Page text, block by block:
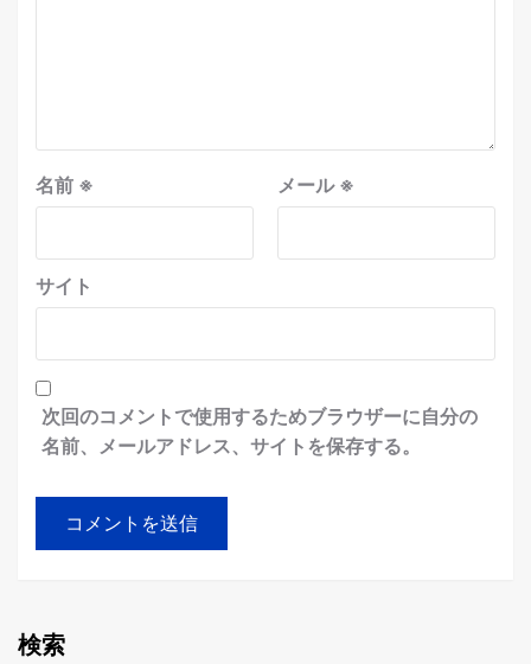
名前 ※ メール※
サイト
次回のコメントで使用するためブラウザーに自分の
名前、メールアドレス、サイトを保存する。
検索